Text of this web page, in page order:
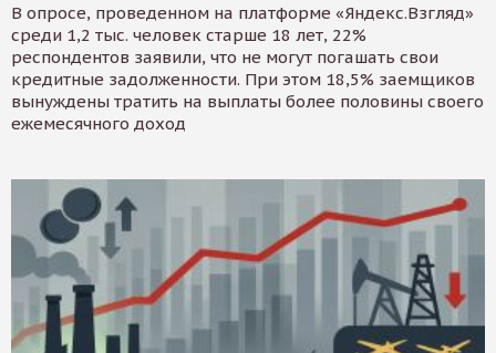
В опросе, проведенном на платформе «Яндекс.Взгляд»
среди 1,2 тыс. человек старше 18 лет, 22%
респондентов заявили, что не могут погашать свои
кредитные задолженности. При этом 18,5% заемщиков
вынуждены тратить на выплаты более половины своего
ежемесячного доход